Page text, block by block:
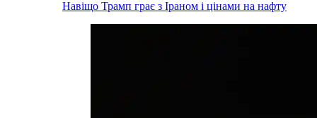
Навіщо Трамп грає з Іраном і цінами на нафту